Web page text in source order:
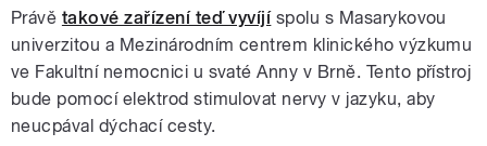
Právě takové zařízení teď vyvíjíspolu s Masarykovou
univerzitou a Mezinárodním centrem klinického výzkumu
ve Fakultní nemocnici u svaté Anny v Brně. Tento přístroj
bude pomocí elektrod stimulovat nervy v jazyku, aby
neucpával dýchací cesty.